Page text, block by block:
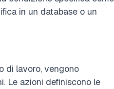
in un database o un
di lavoro, vengono
Le azioni definiscono le